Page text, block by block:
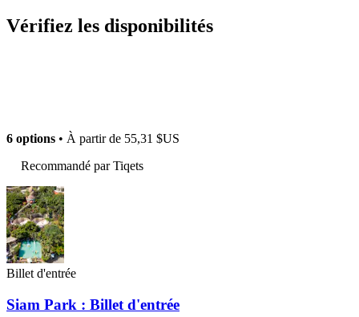
Vérifiez les disponibilités
6 options • À partir de 55,31 $US
Recommandé par Tiqets
Billet d'entrée
Siam Park : Billet d'entrée